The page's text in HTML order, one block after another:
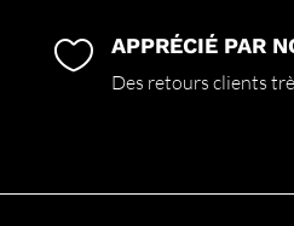
 APPRÉCIÉ PAR
Des retours clients